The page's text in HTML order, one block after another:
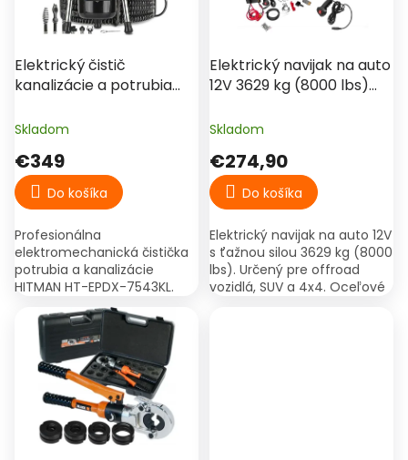
o
vd
u
t
v
Elektrický čistič
kanalizácie a potrubia
(20m) - HITMAN T-EPDX-
Skladom
€349
Do košíka
Profesionálna
elektromechanická čistička
potrubia a kanalizácie
HITMAN HT-EPDX-7543KL.
Extrémny príkon 1800 W: drží
stabilné otáčky aj pri plnom
zaťažení. Pracovná
rýchlosť...
Elektrický navijak na auto
12V 3629 kg (8000 lbs)
offroad, 4x4, odťah
Skladom
€274,90
Do košíka
Elektrický navijak na auto 12V
s ťažnou silou 3629 kg (8000
lbs). Určený pre offroad
vozidlá, SUV a 4x4. Oceľové